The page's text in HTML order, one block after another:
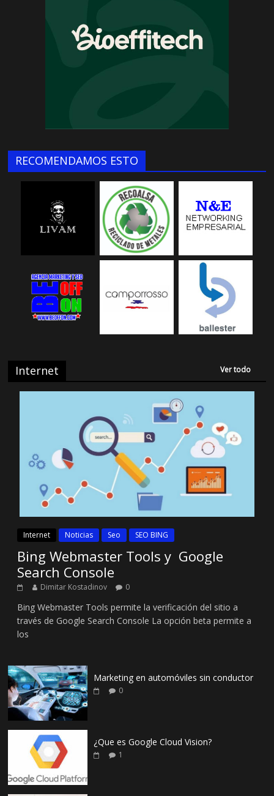
RECOMENDAMOS ESTO
Internet Ver todo
Internet Noticias Seo SEO BING
Bing Webmaster Tools y Google
Search Console
Dimitar Kostadinov 0
Bing Webmaster Tools permite la verificación del sitio a
través de Google Search Console La opción beta permite a
los
Marketing en automóviles sin conductor
0
¿Que es Google Cloud Vision?
1